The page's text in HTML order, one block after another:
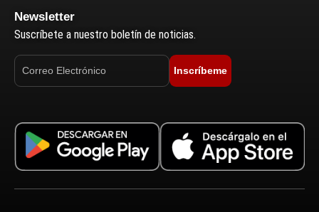
Newsletter
Suscríbete a nuestro boletín de noticias.
Inscríbeme